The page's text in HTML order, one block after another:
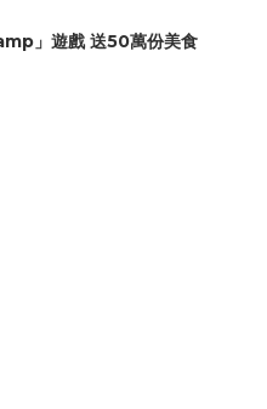
」遊戲 送50萬份美食